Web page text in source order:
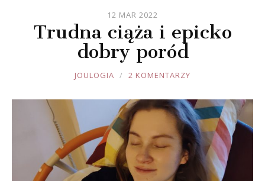
12 MAR 2022
Trudna ciąża i epicko
dobry poród
JOULE
JOULOGIA 2 KOMENTARZY